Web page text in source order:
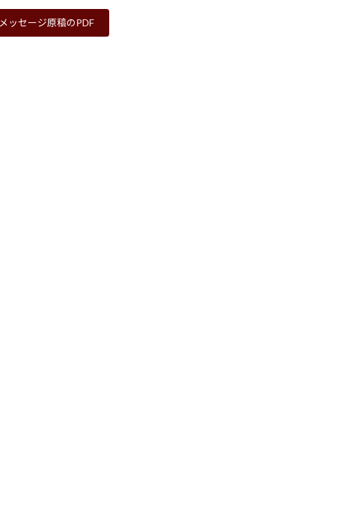
ッセージ原稿のPDF